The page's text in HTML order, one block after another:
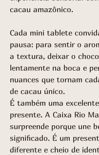
cacau amazônico.
Cada mini tablete
pausa: para sentir o
a textura, deixar o
lentamente na boca e
nuances que tornam
de cacau único.
É também uma
presente. A Caixa Rio
surpreende porque une
significado. É um
diferente e cheio de